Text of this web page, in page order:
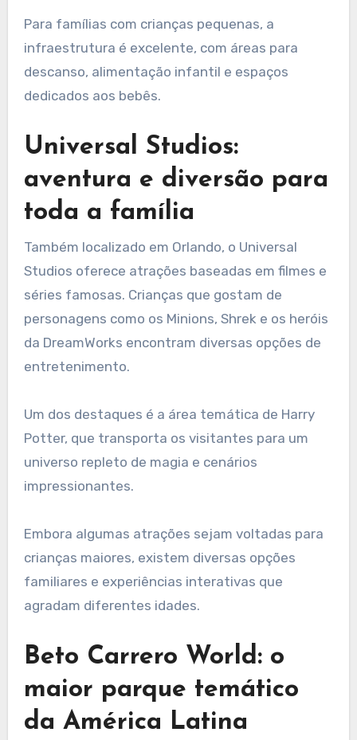
Para famílias com crianças pequenas, a
infraestrutura é excelente, com áreas para
descanso, alimentação infantil e espaços
dedicados aos bebês.
Universal Studios:
aventura e diversão para
toda a família
Também localizado em Orlando, o Universal
Studios oferece atrações baseadas em filmes e
séries famosas. Crianças que gostam de
personagens como os Minions, Shrek e os heróis
da DreamWorks encontram diversas opções de
entretenimento.
Um dos destaques é a área temática de Harry
Potter, que transporta os visitantes para um
universo repleto de magia e cenários
impressionantes.
Embora algumas atrações sejam voltadas para
crianças maiores, existem diversas opções
familiares e experiências interativas que
agradam diferentes idades.
Beto Carrero World: o
maior parque temático
da América Latina